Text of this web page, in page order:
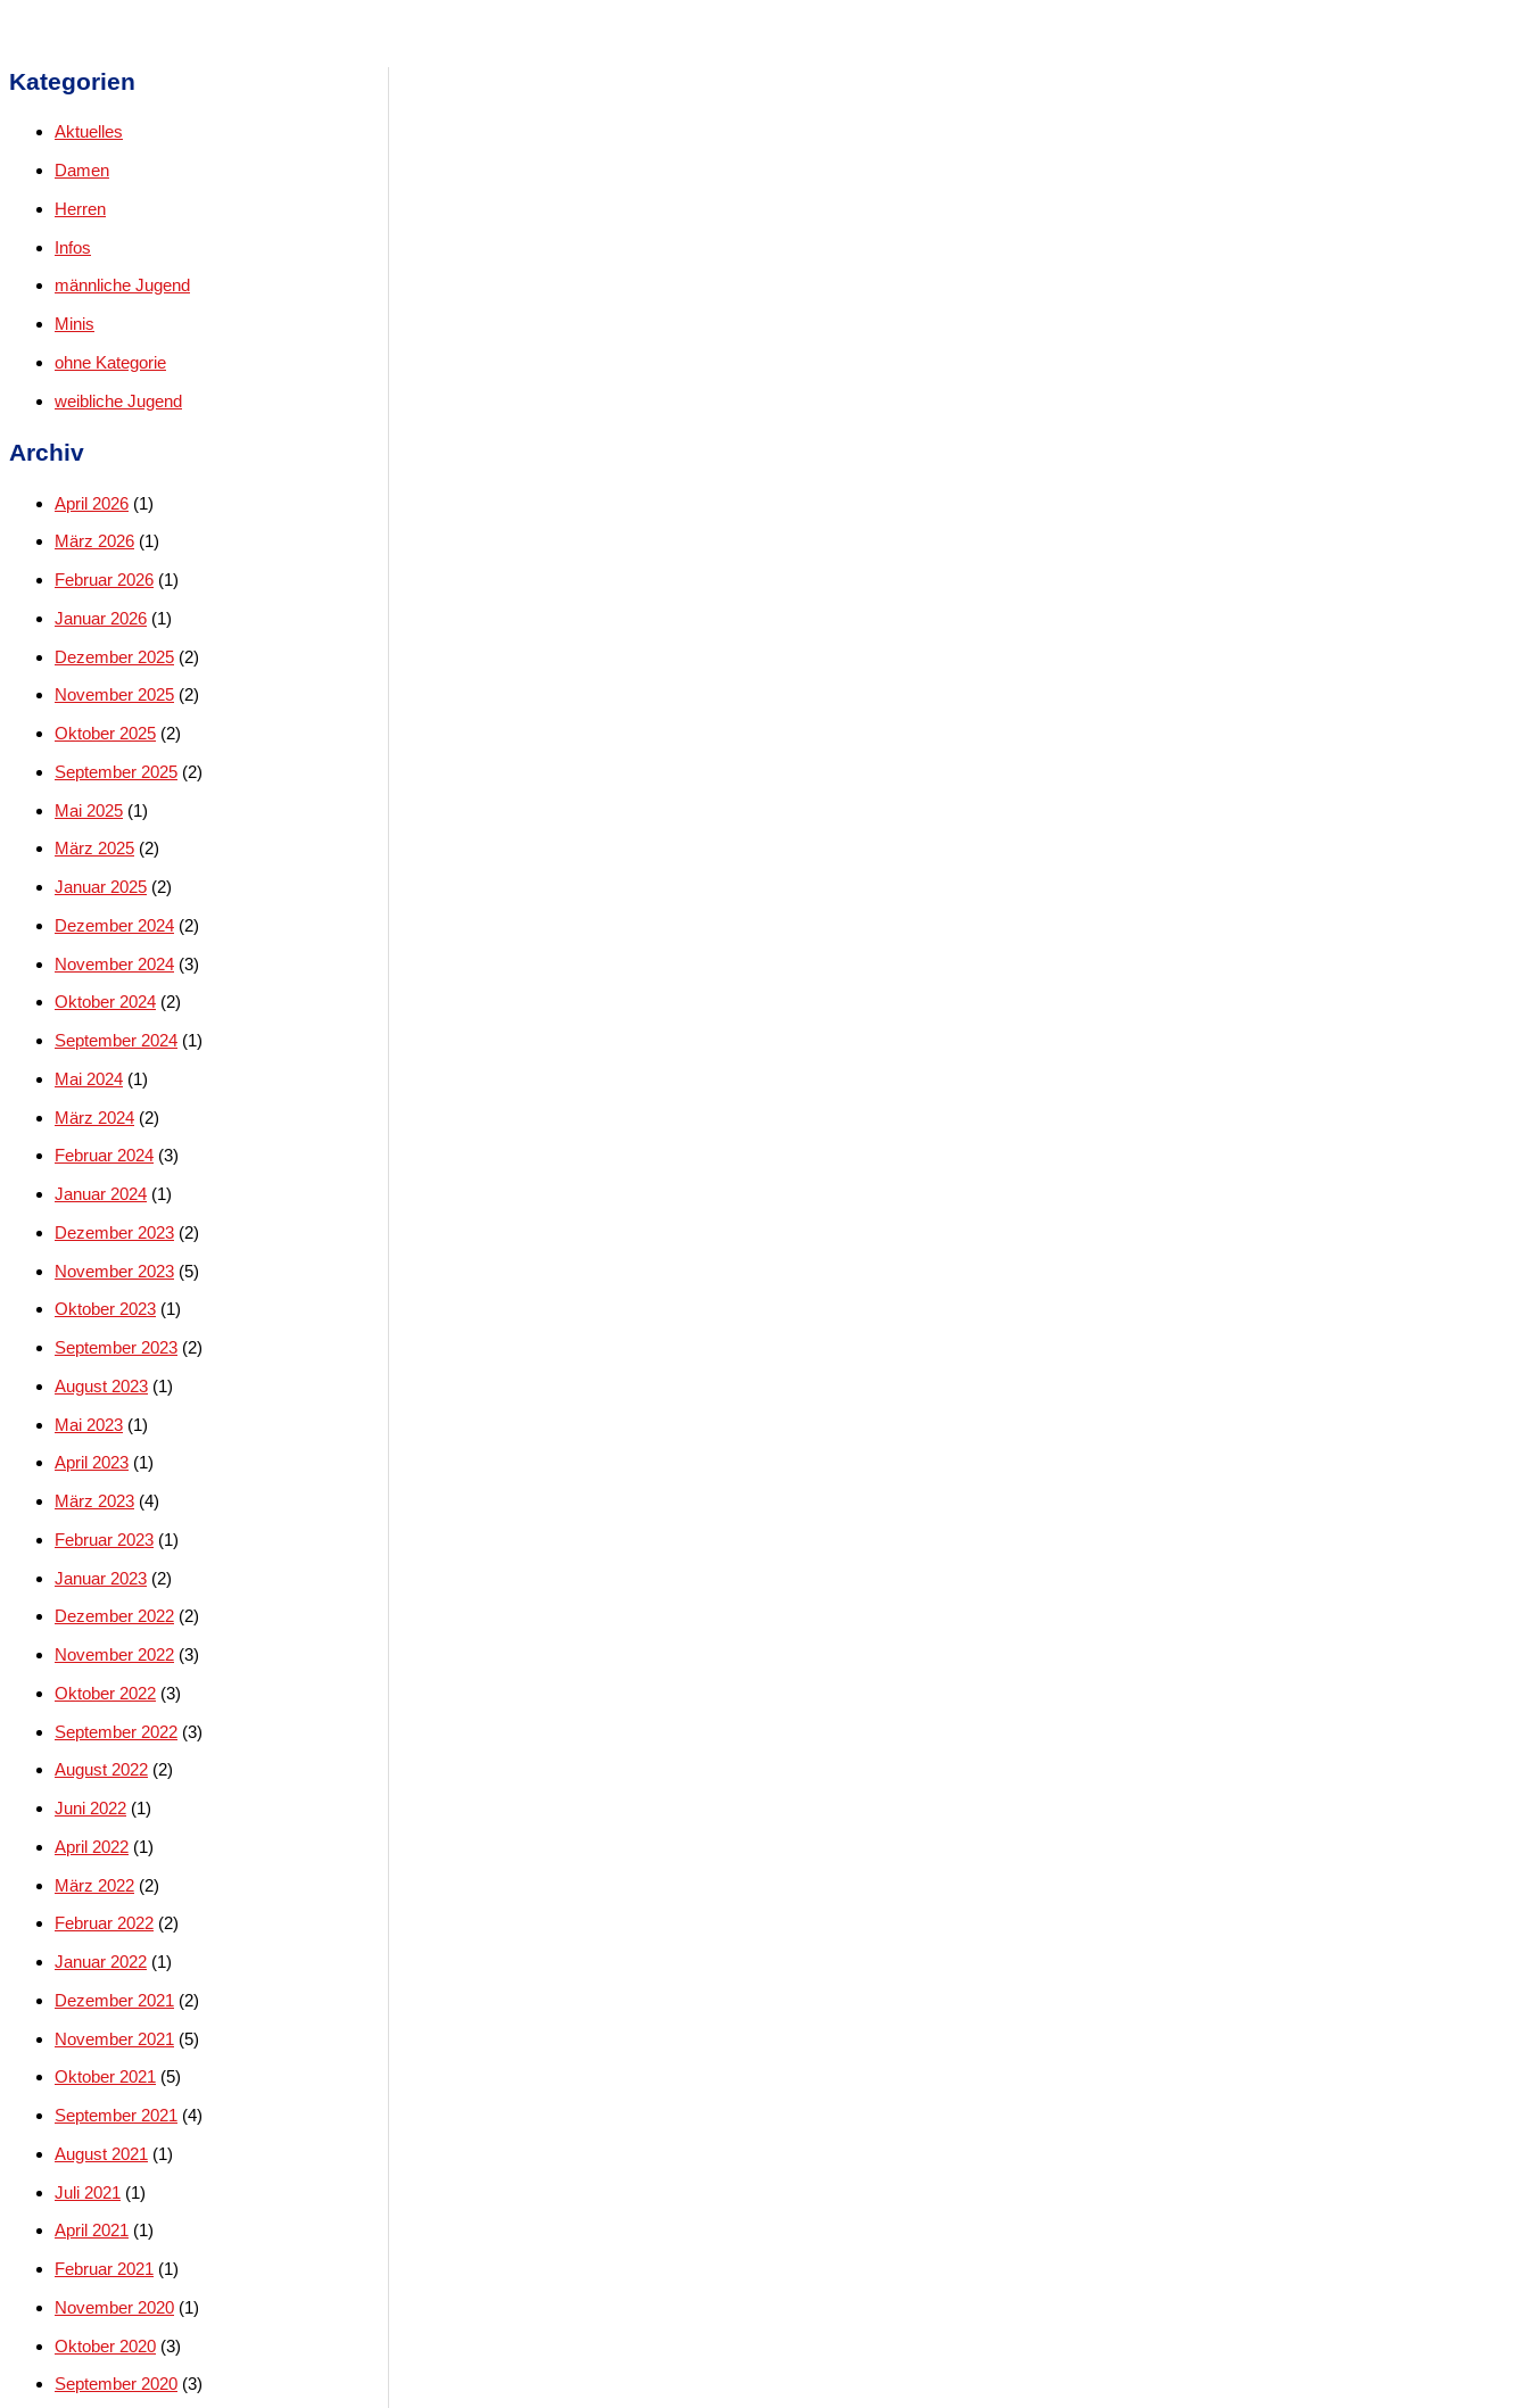
Kategorien
Aktuelles
Damen
Herren
Infos
männliche Jugend
Minis
ohne Kategorie
weibliche Jugend
Archiv
April 2026 (1)
März 2026 (1)
Februar 2026 (1)
Januar 2026 (1)
Dezember 2025 (2)
November 2025 (2)
Oktober 2025 (2)
September 2025 (2)
Mai 2025 (1)
März 2025 (2)
Januar 2025 (2)
Dezember 2024 (2)
November 2024 (3)
Oktober 2024 (2)
September 2024 (1)
Mai 2024 (1)
März 2024 (2)
Februar 2024 (3)
Januar 2024 (1)
Dezember 2023 (2)
November 2023 (5)
Oktober 2023 (1)
September 2023 (2)
August 2023 (1)
Mai 2023 (1)
April 2023 (1)
März 2023 (4)
Februar 2023 (1)
Januar 2023 (2)
Dezember 2022 (2)
November 2022 (3)
Oktober 2022 (3)
September 2022 (3)
August 2022 (2)
Juni 2022 (1)
April 2022 (1)
März 2022 (2)
Februar 2022 (2)
Januar 2022 (1)
Dezember 2021 (2)
November 2021 (5)
Oktober 2021 (5)
September 2021 (4)
August 2021 (1)
Juli 2021 (1)
April 2021 (1)
Februar 2021 (1)
November 2020 (1)
Oktober 2020 (3)
September 2020 (3)